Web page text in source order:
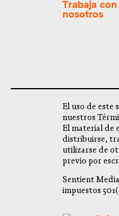
Trabaja con
nosotros
El uso de este
nuestros
El material de
distribuirse,
utilizarse de
previo por
Sentient
impuestos